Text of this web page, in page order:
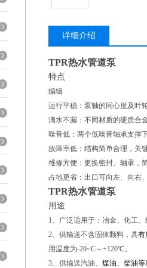
详细介绍
TPR热水管道泵
特点
编辑
运行平稳：泵轴的同心度及叶
滴水不漏：不同材质的硬质合
噪音低：两个低噪音轴承支撑
故障率低：结构简单合理，关
维修方便：更换密封、轴承，
占地更省：出口可向左、向右
TPR热水管道泵
用途
1、广泛适用于：冶金、化工
2、供输送不含固体颗料，具有
用温度为-20~C～+120℃。
3、供输送汽油、 煤油、 柴油等